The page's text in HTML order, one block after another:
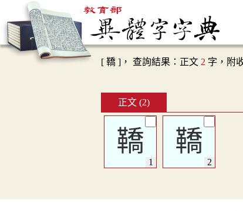
[ 鞽 ]， 查詢結果：正文 2 字，附
正文 (2)
鞽 鞽